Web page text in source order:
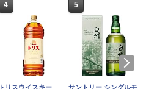
4
新潟ケンベイ【精米】
5
by Amazon あきたこ
4
トリスウイスキー
5
サントリー シングルモ